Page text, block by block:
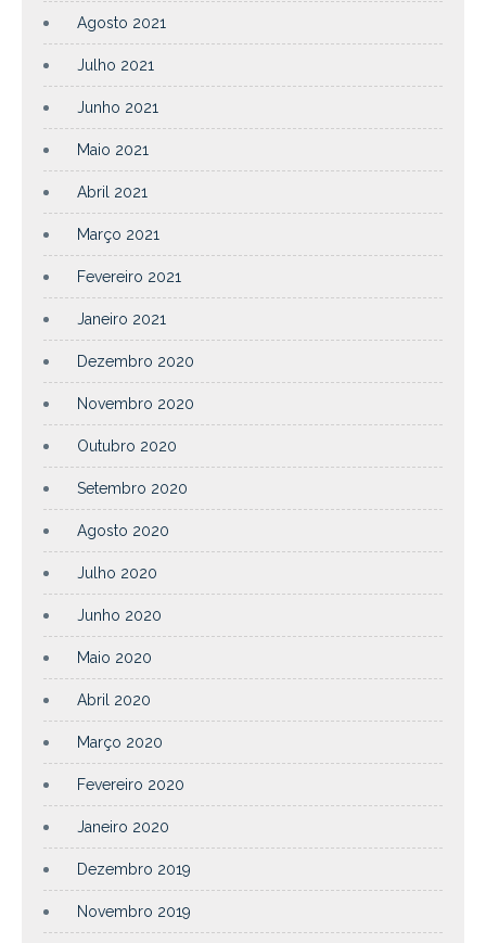
Agosto 2021
Julho 2021
Junho 2021
Maio 2021
Abril 2021
Março 2021
Fevereiro 2021
Janeiro 2021
Dezembro 2020
Novembro 2020
Outubro 2020
Setembro 2020
Agosto 2020
Julho 2020
Junho 2020
Maio 2020
Abril 2020
Março 2020
Fevereiro 2020
Janeiro 2020
Dezembro 2019
Novembro 2019